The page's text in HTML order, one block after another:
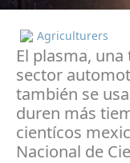
Agriculturers
El plasma,
sector
también se
duren más
cientícos
Nacional de